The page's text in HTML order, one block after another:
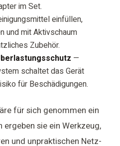
im Set.
einfüllen,
und mit Aktivschaum
Zubehör.
—
schaltet das Gerät
für Beschädigungen.
für sich genommen ein
sie ein Werkzeug,
und unpraktischen Netz-